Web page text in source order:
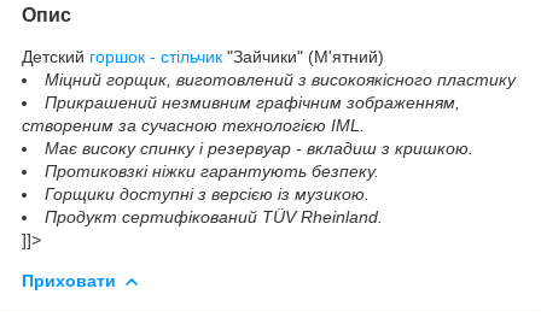
Опис
Детский горшок - стільчик "Зайчики" (М'ятний)
Міцний горщик, виготовлений з високоякісного пластику
Прикрашений незмивним графічним зображенням,
створеним за сучасною технологією IML.
Має високу спинку і резервуар - вкладиш з кришкою.
Протиковзкі ніжки гарантують безпеку.
Горщики доступні з версією із музикою.
Продукт сертифікований TÜV Rheinland.
]]>
Приховати